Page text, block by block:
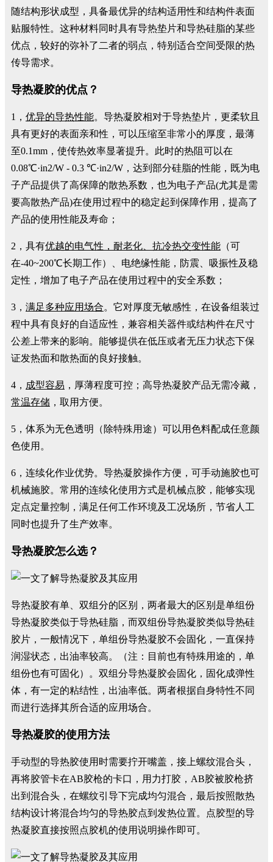
随结构形状成型，具备最优异的结构适用性和结构件表面
贴服特性。这种材料同时具有导热垫片和导热硅脂的某些
优点，较好的弥补了二者的弱点，特别适合空间受限的热
传导需求。
导热凝胶的优点？
1， 优异的导热性能。导热凝胶相对于导热垫片，更柔软且
具有更好的表面亲和性，可以压缩至非常小的厚度，最薄
至0.1mm，使传热效率显著提升。此时的热阻可以在
0.08℃·in2/W - 0.3 ℃·in2/W，达到部分硅脂的性能，既为电
子产品提供了高保障的散热系数，也为电子产品(尤其是需
要高散热产品)在使用过程中的稳定起到保障作用，提高了
产品的使用性能及寿命；
2，具有优越的电气性，耐老化、抗冷热交变性能 （可
在-40~200℃长期工作）、电绝缘性能，防震、吸振性及稳
定性，增加了电子产品在使用过程中的安全系数；
3， 满足多种应用场合。它对厚度无敏感性，在设备组装过
程中具有良好的自适应性，兼容相关器件或结构件在尺寸
公差上带来的影响。能够提供在低压或者无压力状态下保
证发热面和散热面的良好接触。
4， 成型容易 ，厚薄程度可控；高导热凝胶产品无需冷藏，
常温存储 ，取用方便。
5，体系为无色透明（除特殊用途）可以用色料配成任意颜
色使用。
6，连续化作业优势。导热凝胶操作方便，可手动施胶也可
机械施胶。常用的连续化使用方式是机械点胶，能够实现
定点定量控制，满足任何工作环境及工况场所，节省人工
同时也提升了生产效率。
导热凝胶怎么选？
导热凝胶有单、双组分的区别，两者最大的区别是单组份
导热凝胶类似于导热硅脂，而双组份导热凝胶类似导热硅
胶片，一般情况下，单组份导热凝胶不会固化，一直保持
润湿状态，出油率较高。（注：目前也有特殊用途的，单
组份也有可固化）。双组分导热凝胶会固化，固化成弹性
体，有一定的粘结性，出油率低。两者根据自身特性不同
而进行选择其所合适的应用场合。
导热凝胶的使用方法
手动型的导热胶使用时需要拧开嘴盖，接上螺纹混合头，
再将胶管卡在AB胶枪的卡口，用力打胶，AB胶被胶枪挤
出到混合头，在螺纹引导下完成均匀混合，最后按照散热
结构设计将混合均匀的导热胶点到发热位置。点胶型的导
热凝胶直接按照点胶机的使用说明操作即可。